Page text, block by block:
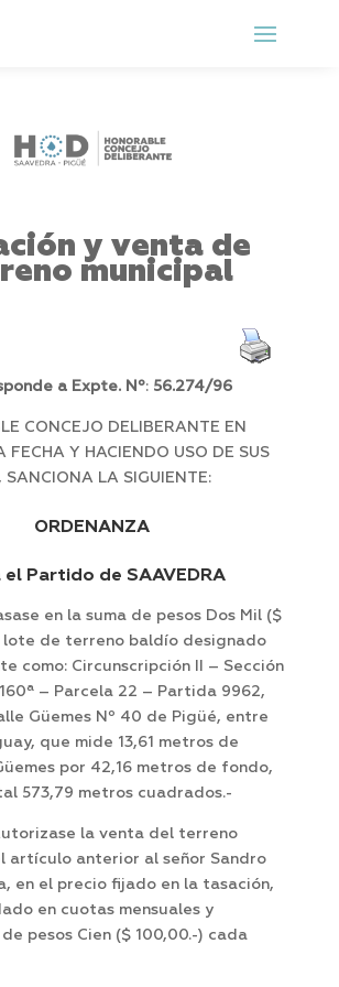
y venta de
municipal
a Expte. Nº: 56.274/96
CONCEJO DELIBERANTE EN
FECHA Y HACIENDO USO DE SUS
SANCIONA LA SIGUIENTE:
ORDENANZA
el Partido de SAAVEDRA
en la suma de pesos Dos Mil ($
lote de terreno baldío designado
como: Circunscripción II – Sección
– Parcela 22 – Partida 9962,
Güemes Nº 40 de Pigüé, entre
que mide 13,61 metros de
por 42,16 metros de fondo,
573,79 metros cuadrados.-
la venta del terreno
artículo anterior al señor Sandro
en el precio fijado en la tasación,
en cuotas mensuales y
pesos Cien ($ 100,00.-) cada